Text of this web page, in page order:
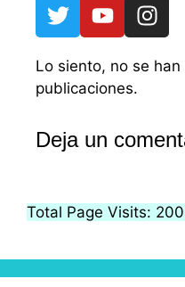
Lo siento, no se
publicaciones.
Deja un
Total Page Visits: